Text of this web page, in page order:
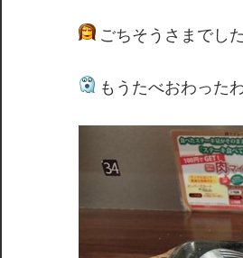
ごちそうさまでした
もうたべおわった